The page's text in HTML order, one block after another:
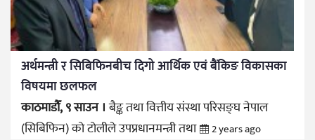
अर्थमन्त्री र सिबिफिनबीच दिगो आर्थिक एवं बैंकिङ विकासका
विषयमा छलफल
काठमाडौँ, ९ साउन ।बैङ्क तथा वित्तीय संस्था परिसङ्घ नेपाल
(सिबिफिन) को टोलीले उपप्रधानमन्त्री तथा
2 years ago